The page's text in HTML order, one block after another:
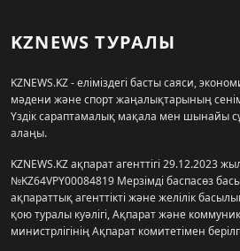
KZNEWS ТУРАЛЫ
KZNEWS.KZ - еліміздегі басты саяси,
мәдени және спорт жаңалықтарының
Үздік сараптамалық мақала мен шынайы
алаңы.
KZNEWS.KZ ақпарат агенттігі 29.12.2023
№KZ64VPY00084819 Мерзімді баспасөз
ақпараттық агенттікті және желілік
қою туралы куәлігі, Ақпарат және
министрлігінің Ақпарат комитетімен